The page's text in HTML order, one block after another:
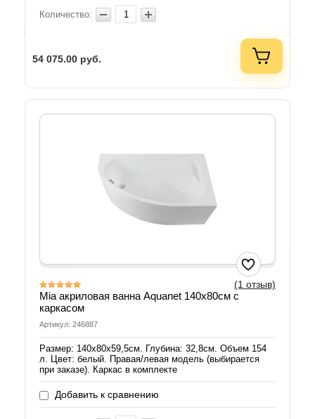
Количество:
54 075.00 руб.
(1 отзыв)
Mia акриловая ванна Aquanet 140х80см с
каркасом
Артикул: 246887
Размер: 140х80х59,5см. Глубина: 32,8см. Объем 154
л. Цвет: белый. Правая/левая модель (выбирается
при заказе). Каркас в комплекте
Добавить к сравнению